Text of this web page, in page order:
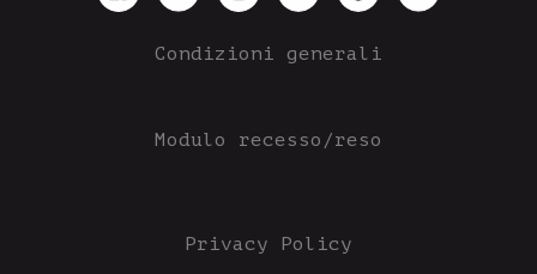
Condizioni generali
Modulo recesso/reso
Privacy Policy